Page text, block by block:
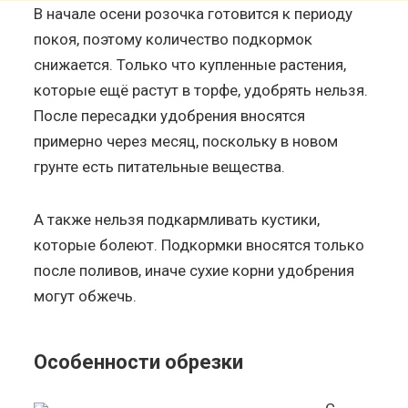
В начале осени розочка готовится к периоду
покоя, поэтому количество подкормок
снижается. Только что купленные растения,
которые ещё растут в торфе, удобрять нельзя.
После пересадки удобрения вносятся
примерно через месяц, поскольку в новом
грунте есть питательные вещества.
А также нельзя подкармливать кустики,
которые болеют. Подкормки вносятся только
после поливов, иначе сухие корни удобрения
могут обжечь.
Особенности обрезки